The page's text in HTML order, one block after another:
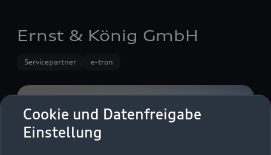
Cookie und Datenfreigabe
Einstellung
Ernst & König GmbH
Servicepartner e-tron